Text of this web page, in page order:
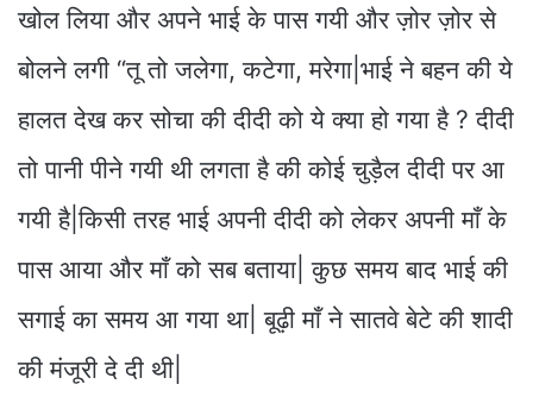
खोल लिया और अपने भाई के पास गयी और ज़ोर ज़ोर से
बोलने लगी “तू तो जलेगा, कटेगा, मरेगा|भाई ने बहन की ये
हालत देख कर सोचा की दीदी को ये क्या हो गया है ? दीदी
तो पानी पीने गयी थी लगता है की कोई चुड़ैल दीदी पर आ
गयी है|किसी तरह भाई अपनी दीदी को लेकर अपनी माँ के
पास आया और माँ को सब बताया| कुछ समय बाद भाई की
सगाई का समय आ गया था| बूढ़ी माँ ने सातवे बेटे की शादी
की मंजूरी दे दी थी|